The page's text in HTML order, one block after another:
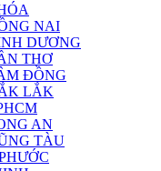
NAI
DƯƠNG
THƠ
ĐỒNG
LẮK
AN
TÀU